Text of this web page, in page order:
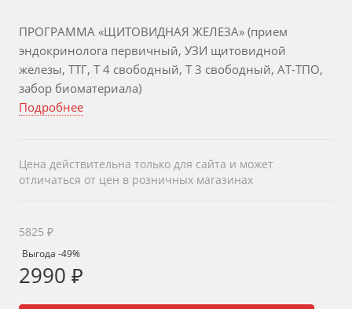
ПРОГРАММА «ЩИТОВИДНАЯ ЖЕЛЕЗА» (прием
эндокринолога первичный, УЗИ щитовидной
железы, ТТГ, Т 4 свободный, Т 3 свободный, АТ-ТПО,
забор биоматериала)
Подробнее
Цена действительна только для сайта и может
отличаться от цен в розничных магазинах
5825 ₽
Выгода -49%
2990 ₽